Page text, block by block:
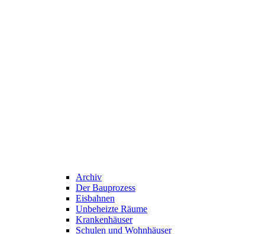
Archiv
Der Bauprozess
Eisbahnen
Unbeheizte Räume
Krankenhäuser
Schulen und Wohnhäuser